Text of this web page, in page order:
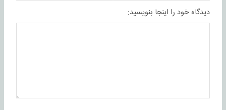
دیدگاه خود را اینجا بنویسید: